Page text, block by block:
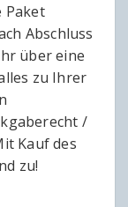
Paket
Abschluss
über eine
zu Ihrer
/
Kauf des
zu!